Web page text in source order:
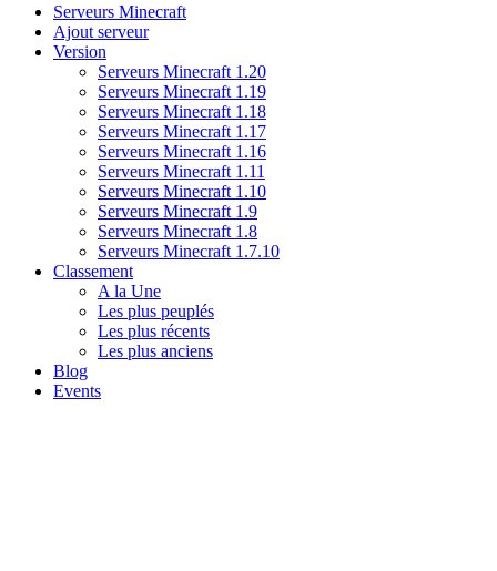
Serveurs Minecraft
Ajout serveur
Version
Serveurs Minecraft 1.20
Serveurs Minecraft 1.19
Serveurs Minecraft 1.18
Serveurs Minecraft 1.17
Serveurs Minecraft 1.16
Serveurs Minecraft 1.11
Serveurs Minecraft 1.10
Serveurs Minecraft 1.9
Serveurs Minecraft 1.8
Serveurs Minecraft 1.7.10
Classement
A la Une
Les plus peuplés
Les plus récents
Les plus anciens
Blog
Events